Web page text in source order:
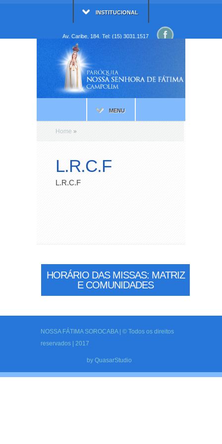
INSTITUCIONAL
Av. Caribe, 184. Tel: (15) 3031.1517
MENU
Home »
L.R.C.F
L.R.C.F
HORÁRIO DAS MISSAS: MATRIZ
E COMUNIDADES
NOSSA FÁTIMA SOROCABA | © Todos os direitos
reservados | 2017
by QuasarStudio